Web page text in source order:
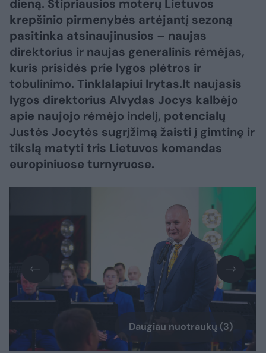
dieną. Stipriausios moterų Lietuvos
krepšinio pirmenybės artėjantį sezoną
pasitinka atsinaujinusios – naujas
direktorius ir naujas generalinis rėmėjas,
kuris prisidės prie lygos plėtros ir
tobulinimo. Tinklalapiui lrytas.lt naujasis
lygos direktorius Alvydas Jocys kalbėjo
apie naujojo rėmėjo indelį, potencialų
Justės Jocytės sugrįžimą žaisti į gimtinę ir
tikslą matyti tris Lietuvos komandas
europiniuose turnyruose.
Daugiau nuotraukų (3)